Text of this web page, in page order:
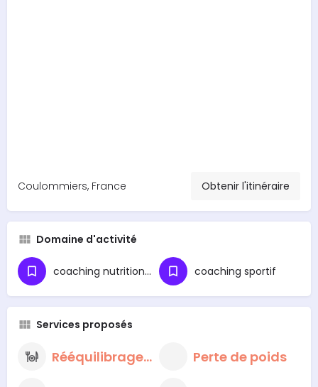
Coulommiers, France Obtenir l'itinéraire
Domaine d'activité
coaching nutritionnel coaching sportif
Services proposés
Rééquilibrage alimentaire
Perte de poids